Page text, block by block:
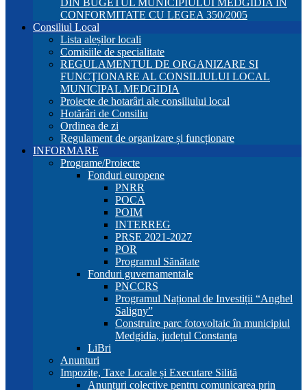
DIN BUGETUL MUNICIPIULUI MEDGIDIA ÎN
CONFORMITATE CU LEGEA 350/2005
Consiliul Local
Lista aleșilor locali
Comisiile de specialitate
REGULAMENTUL DE ORGANIZARE SI
FUNCŢIONARE AL CONSILIULUI LOCAL
MUNICIPAL MEDGIDIA
Proiecte de hotarâri ale consiliului local
Hotărâri de Consiliu
Ordinea de zi
Regulament de organizare și funcționare
INFORMARE
Programe/Proiecte
Fonduri europene
PNRR
POCA
POIM
INTERREG
PRSE 2021-2027
POR
Programul Sănătate
Fonduri guvernamentale
PNCCRS
Programul Național de Investiții “Anghel
Saligny”
Construire parc fotovoltaic în municipiul
Medgidia, județul Constanța
LiBri
Anunturi
Impozite, Taxe Locale și Executare Silită
Anunțuri colective pentru comunicarea prin